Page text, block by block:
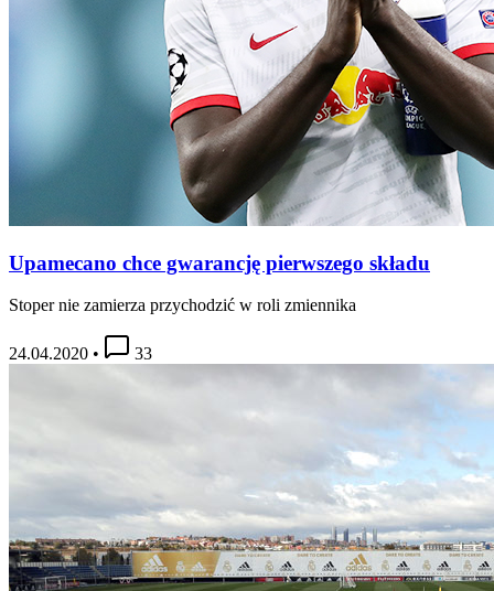
Upamecano chce gwarancję pierwszego składu
Stoper nie zamierza przychodzić w roli zmiennika
24.04.2020 • 33